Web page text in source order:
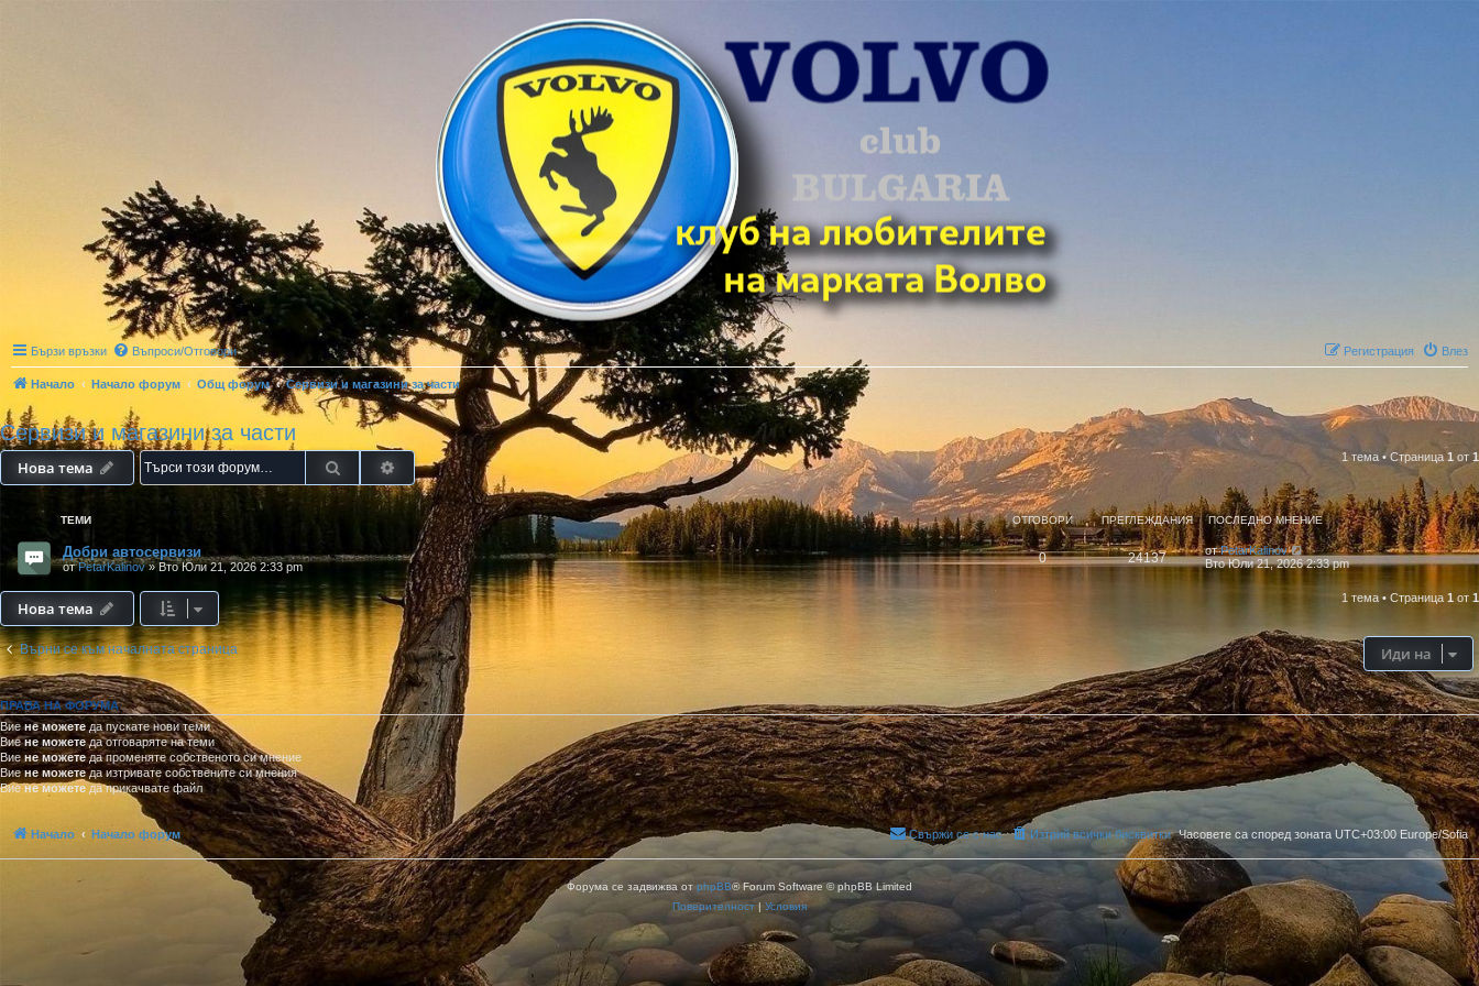
Бързи връзки Въпроси/Отговори Влез
Регистрация
Начало Начало форум Общ форум Сервизи и магазини за части
Сервизи и магазини за части
Нова тема Търсене Разширено търсене 1 тема •Страница 1 от 1
ТЕМИ ОТГОВОРИ ПРЕГЛЕЖДАНИЯ ПОСЛЕДНО МНЕНИЕ
Добри автосервизи
отPetarKalinov»Вто Юли 21, 2026 2:33 pm
0 24137 отPetarKalinov
Вто Юли 21, 2026 2:33 pm
Нова тема
1 тема • Страница 1 от 1
Върни се към началната страница Иди на
ПРАВА НА ФОРУМА
Виене можетеда пускате нови теми
Виене можетеда отговаряте на теми
Виене можетеда променяте собственото си мнение
Виене можетеда изтривате собствените си мнения
Виене можетеда прикачвате файл
Начало Начало форум Часовете са според зоната UTC+03:00 Europe/Sofia
Изтрий всички бисквитки
Свържи се с нас
Форума се задвижва от phpBB® Forum Software © phpBB Limited
Поверителност | Условия